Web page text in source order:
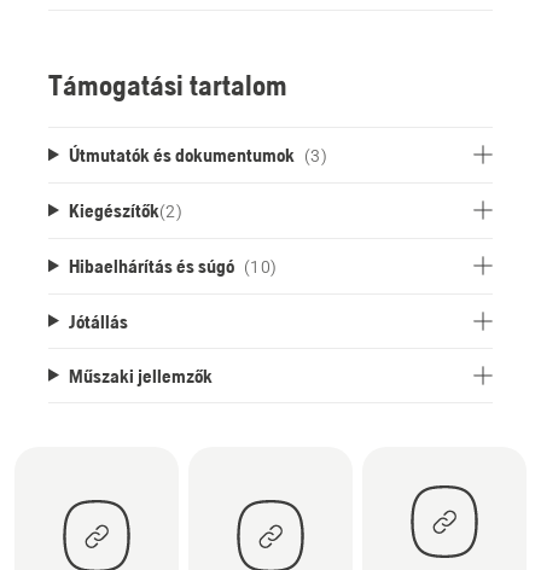
Támogatási tartalom
Útmutatók és dokumentumok (3)
Kiegészítők(2)
Hibaelhárítás és súgó (10)
Jótállás
Műszaki jellemzők